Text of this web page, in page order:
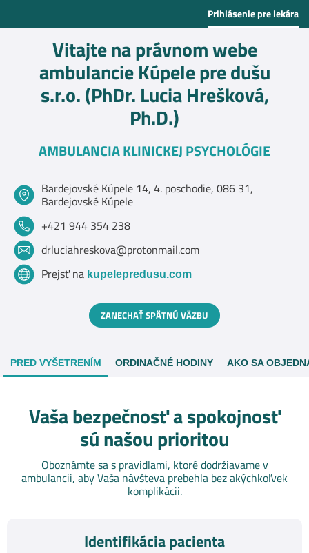
Prihlásenie pre lekára
Vitajte na právnom webe
ambulancie Kúpele pre dušu
s.r.o. (PhDr. Lucia Hrešková,
Ph.D.)
AMBULANCIA KLINICKEJ PSYCHOLÓGIE
Bardejovské Kúpele 14, 4. poschodie, 086 31,
Bardejovské Kúpele
+421 944 354 238
drluciahreskova@protonmail.com
Prejsť na kupelepredusu.com
ZANECHAŤ SPÄTNÚ VÄZBU
PRED VYŠETRENÍM ORDINAČNÉ HODINY AKO SA
Vaša bezpečnosť a spokojnosť
sú našou prioritou
Oboznámte sa s pravidlami, ktoré dodržiavame v
ambulancii, aby Vaša návšteva prebehla bez akýchkoľvek
komplikácii.
Identifikácia pacienta